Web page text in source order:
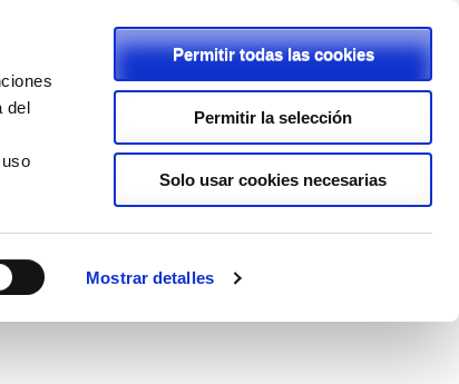
del
Mostrar detalles
Permitir todas las cookies
Permitir la selección
Solo usar cookies necesarias
962411239
PROYECTOS LOPD